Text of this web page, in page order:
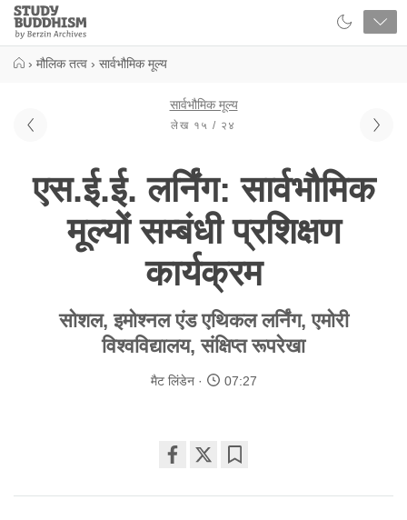
Close
Study
Buddhism
Home
› मौलिक तत्व › सार्वभौमिक मूल्य
सार्वभौमिक मूल्य
लेख १५ / २४
एस.ई.ई. लर्निंग: सार्वभौमिक
मूल्यों सम्बंधी प्रशिक्षण
कार्यक्रम
सोशल, इमोश्नल एंड एथिकल लर्निंग, एमोरी
विश्वविद्यालय, संक्षिप्त रूपरेखा
मैट लिंडेन 07:27
on